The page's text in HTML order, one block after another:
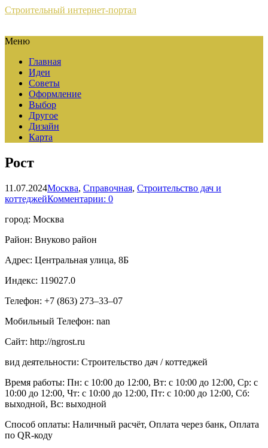
Строительный интернет-портал
Меню
Главная
Идеи
Советы
Оформление
Выбор
Другое
Дизайн
Карта
Рост
11.07.2024Москва, Справочная, Строительство дач и
коттеджейКомментарии: 0
город: Москва
Район: Внуково район
Адрес: Центральная улица, 8Б
Индекс: 119027.0
Телефон: +7 (863) 273‒33‒07
Мобильный Телефон: nan
Сайт: http://ngrost.ru
вид деятельности: Строительство дач / коттеджей
Время работы: Пн: с 10:00 до 12:00, Вт: с 10:00 до 12:00, Ср: с
10:00 до 12:00, Чт: с 10:00 до 12:00, Пт: с 10:00 до 12:00, Сб:
выходной, Вс: выходной
Способ оплаты: Наличный расчёт, Оплата через банк, Оплата
по QR-коду